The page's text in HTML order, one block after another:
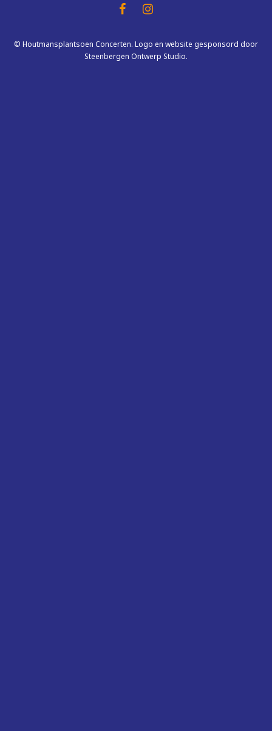
© Houtmansplantsoen Concerten. Logo en website gesponsord door
Steenbergen Ontwerp Studio.